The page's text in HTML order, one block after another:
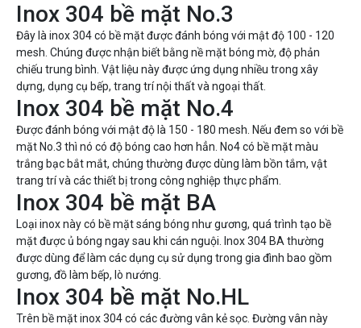
Inox 304 bề mặt No.3
Đây là inox 304 có bề mặt được đánh bóng với mật độ 100 - 120
mesh. Chúng được nhận biết bằng nề mặt bóng mờ, độ phản
chiếu trung bình. Vật liệu này được ứng dụng nhiều trong xây
dựng, dụng cụ bếp, trang trí nội thất và ngoại thất.
Inox 304 bề mặt No.4
Được đánh bóng với mật độ là 150 - 180 mesh. Nếu đem so với bề
mặt No.3 thì nó có độ bóng cao hơn hẳn. No4 có bề mặt màu
trắng bạc bắt mắt, chúng thường được dùng làm bồn tắm, vật
trang trí và các thiết bị trong công nghiệp thực phẩm.
Inox 304 bề mặt BA
Loại inox này có bề mặt sáng bóng như gương, quá trình tạo bề
mặt được ủ bóng ngay sau khi cán nguội. Inox 304 BA thường
được dùng để làm các dụng cụ sử dụng trong gia đình bao gồm
gương, đồ làm bếp, lò nướng.
Inox 304 bề mặt No.HL
Trên bề mặt inox 304 có các đường vân kẻ sọc. Đường vân này